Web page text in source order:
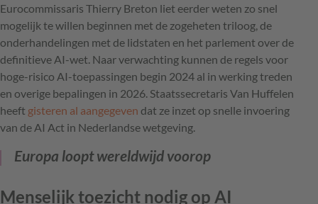
Eurocommissaris Thierry Breton liet eerder weten zo snel
mogelijk te willen beginnen met de zogeheten triloog, de
onderhandelingen met de lidstaten en het parlement over de
definitieve AI-wet. Naar verwachting kunnen de regels voor
hoge-risico AI-toepassingen begin 2024 al in werking treden
en overige bepalingen in 2026. Staatssecretaris Van Huffelen
heeft gisteren al aangegeven dat ze inzet op snelle invoering
van de AI Act in Nederlandse wetgeving.
Europa loopt wereldwijd voorop
Menselijk toezicht nodig op AI